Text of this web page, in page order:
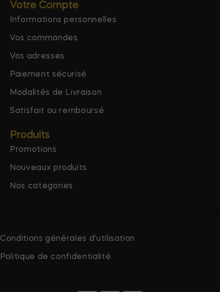
Votre Compte
Informations personnelles
Vos commandes
Vos adresses
Paiement sécurisé
Modalités de Livraison
Satisfait ou remboursé
Produits
Promotions
Nouveaux produits
Nos categories
Conditions générales d'utilisation
Politique de confidentialité